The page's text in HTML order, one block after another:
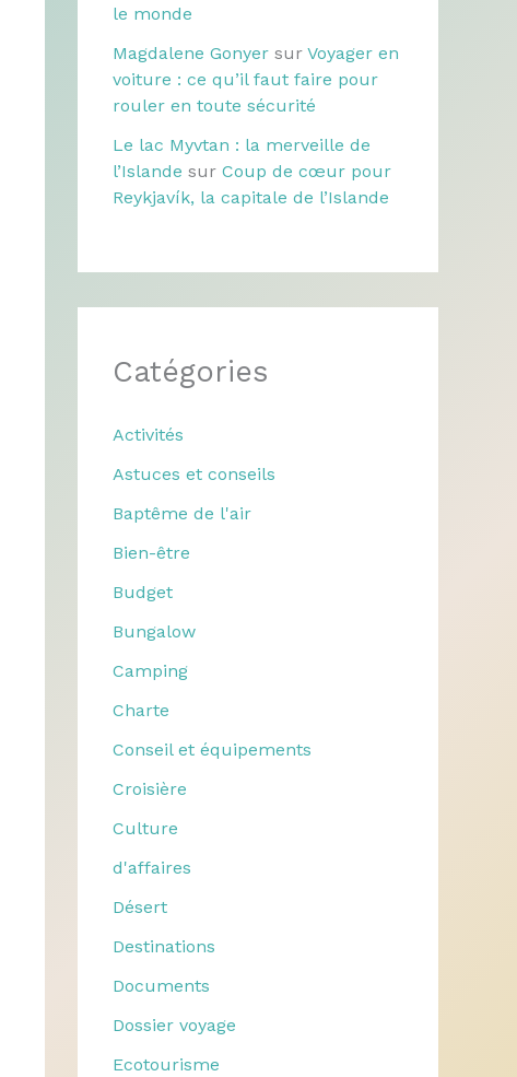
le monde
Magdalene Gonyer sur Voyager en
voiture : ce qu’il faut faire pour
rouler en toute sécurité
Le lac Myvtan : la merveille de
l’Islande sur Coup de cœur pour
Reykjavík, la capitale de l’Islande
Catégories
Activités
Astuces et conseils
Baptême de l'air
Bien-être
Budget
Bungalow
Camping
Charte
Conseil et équipements
Croisière
Culture
d'affaires
Désert
Destinations
Documents
Dossier voyage
Ecotourisme